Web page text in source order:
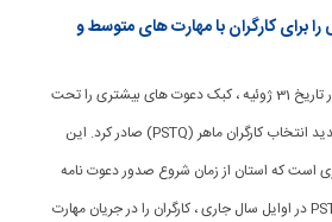
برای کارگران با مهارت های متوسط و
[ad_1] در تاریخ 31 ژوئیه ، کبک دعوت های بیشتری را تحت
برنامه جدید انتخاب کارگران ماهر (PSTQ) صادر کرد. این
است که استان از زمان شروع صدور دعوت نامه
تحت PSTQ در اوایل سال جاری ، کارگران را در جریان مهارت